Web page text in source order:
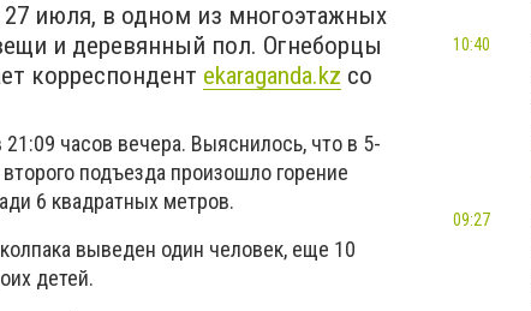
июля, в одном из многоэтажных
и деревянный пол. Огнеборцы
корреспондент ekaraganda.kz со
часов вечера. Выяснилось, что в 5-
подъезда произошло горение
6 квадратных метров.
выведен один человек, еще 10
детей.
10:40
09:27